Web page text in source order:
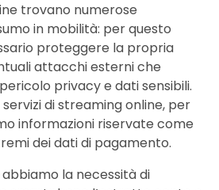
trovano numerose
in mobilità: per questo
proteggere la propria
attacchi esterni che
privacy e dati sensibili.
servizi di streaming online, per
informazioni riservate come
dei dati di pagamento.
la necessità di